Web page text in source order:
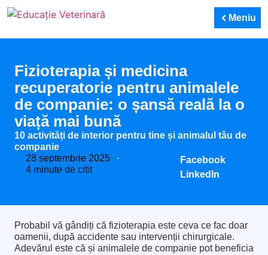
Meniu
Fizioterapia și medicina
recuperatorie pentru animalele
de companie: o șansă reală la o
viață mai bună
10 activități de interior pentru tine și animalul tău de
companie
28 septembrie 2025
4 minute de citit
Facebook
LinkedIn
Probabil vă gândiți că fizioterapia este ceva ce fac doar
oamenii, după accidente sau intervenții chirurgicale.
Adevărul este că și animalele de companie pot beneficia